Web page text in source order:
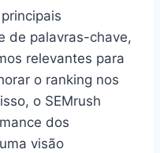
de palavras-chave,
relevantes para
o ranking nos
o SEMrush
dos
visão